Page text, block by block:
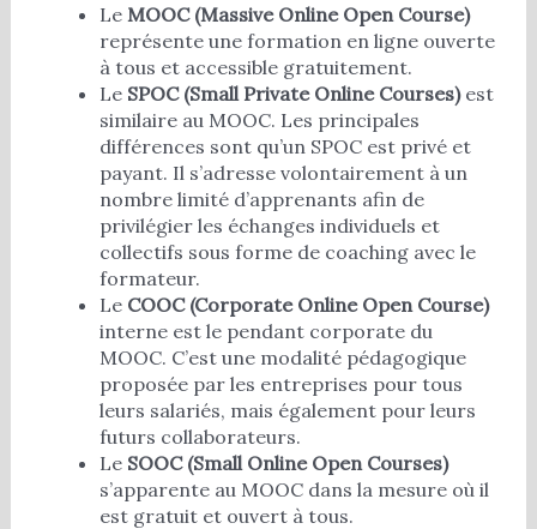
Le MOOC (Massive Online Open Course)
représente une formation en ligne ouverte
à tous et accessible gratuitement.
Le SPOC (Small Private Online Courses)est
similaire au MOOC. Les principales
différences sont qu’un SPOC est privé et
payant. Il s’adresse volontairement à un
nombre limité d’apprenants afin de
privilégier les échanges individuels et
collectifs sous forme de coaching avec le
formateur.
Le COOC (Corporate Online Open Course)
interne est le pendant corporate du
MOOC. C’est une modalité pédagogique
proposée par les entreprises pour tous
leurs salariés, mais également pour leurs
futurs collaborateurs.
Le SOOC (Small Online Open Courses)
s’apparente au MOOC dans la mesure où il
est gratuit et ouvert à tous.